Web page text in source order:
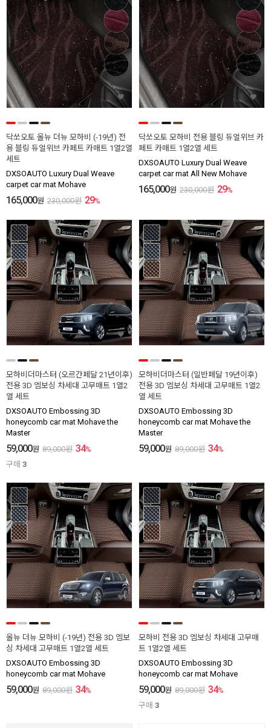
닥쏘오토 올뉴 더뉴 모하비 (-19년) 전
용 블링 듀얼위브 카페트 카매트 1열2열
세트
DXSOAUTO Luxury Dual Weave
carpet car mat Mohave
165,000원 230,000원 29%
닥쏘오토 모하비 전용 블링 듀얼위브 카
페트 카매트 1열2열 세트
DXSOAUTO Luxury Dual Weave
carpet car mat All New Mohave
165,000원 230,000원 29%
모하비더마스터 (오르간페달 21년이후)
전용 3D 엠보싱 차세대 고무매트 1열2
열 세트
DXSOAUTO Embossing 3D
honeycomb car mat Mohave the
Master
59,000원 89,000원 34%
구매 3
모하비더마스터 (일반페달 19년이후)
전용 3D 엠보싱 차세대 고무매트 1열2
열 세트
DXSOAUTO Embossing 3D
honeycomb car mat Mohave the
Master
59,000원 89,000원 34%
올뉴 더뉴 모하비 (-19년) 전용 3D 엠보
싱 차세대 고무매트 1열2열 세트
DXSOAUTO Embossing 3D
honeycomb car mat Mohave
59,000원 89,000원 34%
모하비 전용 3D 엠보싱 차세대 고무매
트 1열2열 세트
DXSOAUTO Embossing 3D
honeycomb car mat Mohave
59,000원 89,000원 34%
구매 3